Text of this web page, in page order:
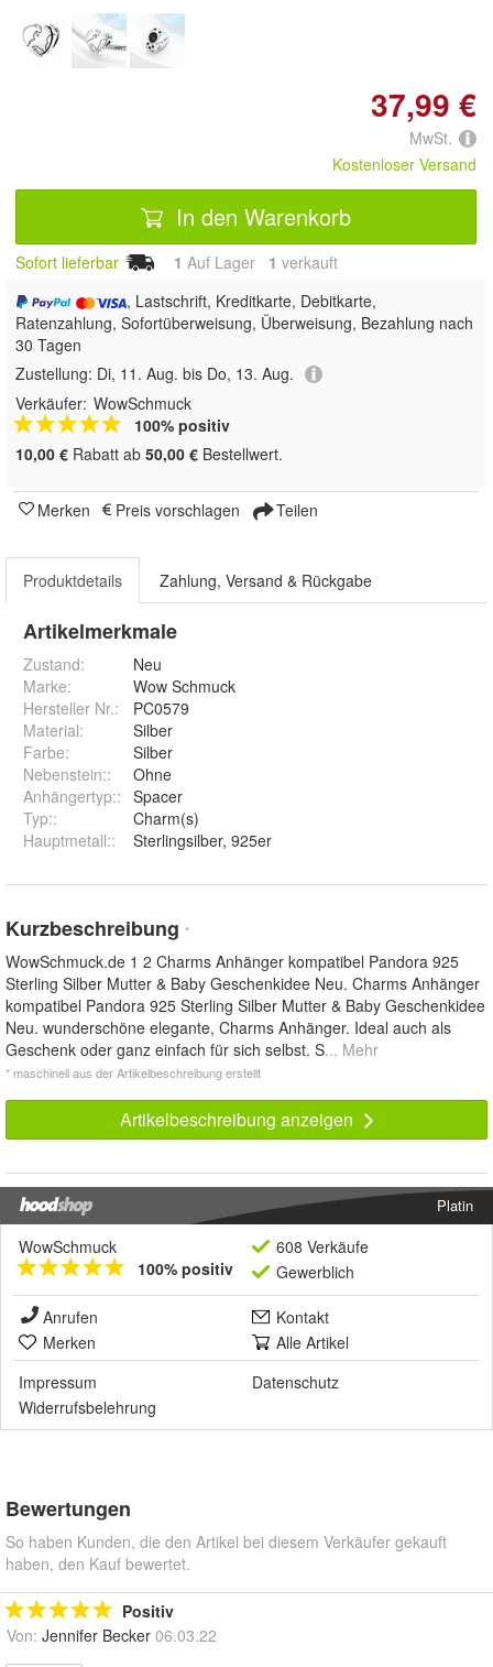
37,99 €
MwSt.
Kostenloser Versand
In den Warenkorb
Sofort lieferbar 1 Auf Lager 1 verkauft
, Lastschrift, Kreditkarte, Debitkarte,
Ratenzahlung, Sofortüberweisung, Überweisung, Bezahlung nach
30 Tagen
Zustellung: Di, 11. Aug. bis Do, 13. Aug.
Verkäufer: WowSchmuck
100% positiv
10,00 € Rabatt ab 50,00 € Bestellwert.
Merken Preis vorschlagen Teilen
Produktdetails Zahlung, Versand & Rückgabe
Artikelmerkmale
Zustand:
Neu
Marke:
Wow Schmuck
Hersteller Nr.:
PC0579
Material:
Silber
Farbe:
Silber
Nebenstein::
Ohne
Anhängertyp:: Spacer
Typ::
Charm(s)
Hauptmetall:: Sterlingsilber, 925er
Kurzbeschreibung *
WowSchmuck.de 1 2 Charms Anhänger kompatibel Pandora 925
Sterling Silber Mutter & Baby Geschenkidee Neu. Charms Anhänger
kompatibel Pandora 925 Sterling Silber Mutter & Baby Geschenkidee
Neu. wunderschöne elegante, Charms Anhänger. Ideal auch als
Geschenk oder ganz einfach für sich selbst. S... Mehr
* maschinell aus der Artikelbeschreibung erstellt
Artikelbeschreibung anzeigen
Platin
WowSchmuck
100% positiv
608 Verkäufe
Gewerblich
Anrufen
Kontakt
Merken
Alle Artikel
Impressum
Datenschutz
Widerrufsbelehrung
Bewertungen
So haben Kunden, die den Artikel bei diesem Verkäufer gekauft
haben, den Kauf bewertet.
Positiv
Von: Jennifer Becker 06.03.22